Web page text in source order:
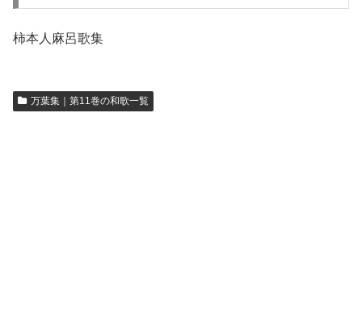
柿本人麻呂歌集
万葉集｜第11巻の和歌一覧